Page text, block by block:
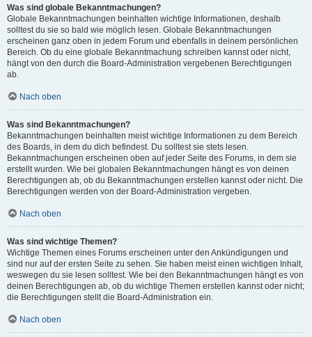
Was sind globale Bekanntmachungen?
Globale Bekanntmachungen beinhalten wichtige Informationen, deshalb
solltest du sie so bald wie möglich lesen. Globale Bekanntmachungen
erscheinen ganz oben in jedem Forum und ebenfalls in deinem persönlichen
Bereich. Ob du eine globale Bekanntmachung schreiben kannst oder nicht,
hängt von den durch die Board-Administration vergebenen Berechtigungen
ab.
Nach oben
Was sind Bekanntmachungen?
Bekanntmachungen beinhalten meist wichtige Informationen zu dem Bereich
des Boards, in dem du dich befindest. Du solltest sie stets lesen.
Bekanntmachungen erscheinen oben auf jeder Seite des Forums, in dem sie
erstellt wurden. Wie bei globalen Bekanntmachungen hängt es von deinen
Berechtigungen ab, ob du Bekanntmachungen erstellen kannst oder nicht. Die
Berechtigungen werden von der Board-Administration vergeben.
Nach oben
Was sind wichtige Themen?
Wichtige Themen eines Forums erscheinen unter den Ankündigungen und
sind nur auf der ersten Seite zu sehen. Sie haben meist einen wichtigen Inhalt,
weswegen du sie lesen solltest. Wie bei den Bekanntmachungen hängt es von
deinen Berechtigungen ab, ob du wichtige Themen erstellen kannst oder nicht;
die Berechtigungen stellt die Board-Administration ein.
Nach oben